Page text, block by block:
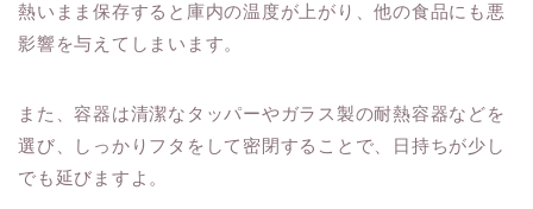
熱いまま保存すると庫内の温度が上がり、他の食品にも悪
影響を与えてしまいます。
また、容器は清潔なタッパーやガラス製の耐熱容器などを
選び、しっかりフタをして密閉することで、日持ちが少し
でも延びますよ。